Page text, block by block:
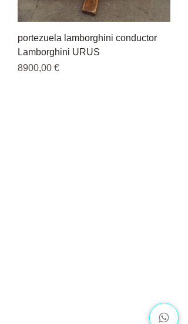
portezuela lamborghini conductor
Lamborghini URUS
Precio
8900,00 €